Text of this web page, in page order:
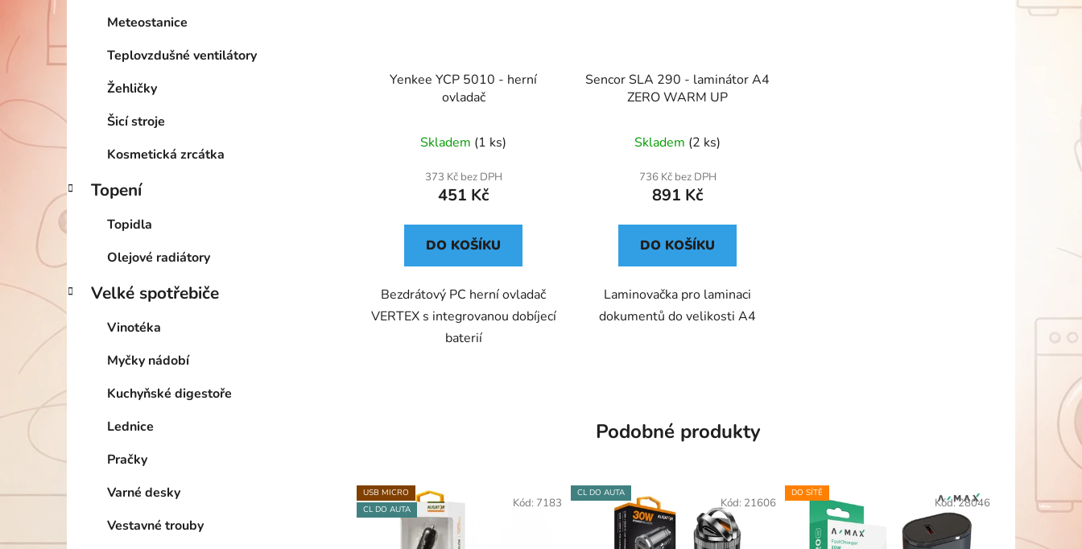
Meteostanice
Teplovzdušné ventilátory
Žehličky
Šicí stroje
Kosmetická zrcátka
Topení
Topidla
Olejové radiátory
Velké spotřebiče
Vinotéka
Myčky nádobí
Kuchyňské digestoře
Lednice
Pračky
Varné desky
Vestavné trouby
Yenkee YCP 5010 - herní
ovladač
Skladem (1 ks)
373 Kč bez DPH
451 Kč
DO KOŠÍKU
Bezdrátový PC herní ovladač
VERTEX s integrovanou dobíjecí
baterií
Sencor SLA 290 - laminátor A4
ZERO WARM UP
Skladem (2 ks)
736 Kč bez DPH
891 Kč
DO KOŠÍKU
Laminovačka pro laminaci
dokumentů do velikosti A4
Podobné produkty
USB MICRO
CL DO AUTA
Kód: 7183
CL DO AUTA
Kód: 21606
DO SÍTĚ
Kód:28046